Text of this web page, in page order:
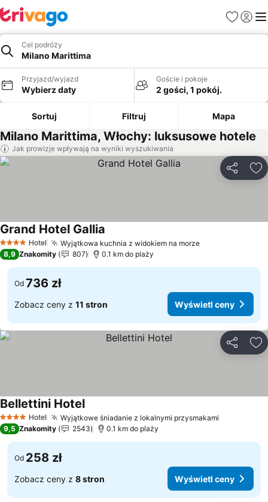
Ulubione
Cel podróży
Milano Marittima
Przyjazd/wyjazd
Wybierz daty
Goście i pokoje
2 gości, 1 pokój.
Sortuj Filtruj Mapa
Milano Marittima, Włochy: luksusowe hotele
Jak prowizje wpływają na wyniki wyszukiwania
4 KategoriaHotel Wyjątkowa kuchnia z widokiem na morzeWyświetl ceny
Grand Hotel Gallia
8,9 Znakomity 807 0.1 km do plaży
Od 736 zł
Zobacz ceny z 11 stron Wyświetl ceny
4 KategoriaHotel Wyjątkowe śniadanie z lokalnymi przysmakami
Bellettini HotelWyświetl ceny
9,5 Znakomity 2543 0.1 km do plaży
Od 258 zł
Zobacz ceny z 8 stron Wyświetl ceny